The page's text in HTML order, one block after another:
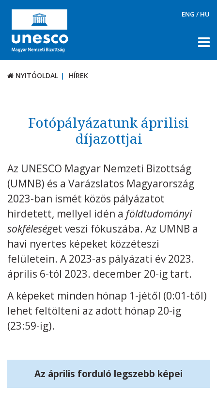
ENG / HU
NYITÓOLDAL HÍREK
TÉMÁK
DOKUMENTUMTÁR
KAPCSOLAT
Kövess minket unescohungary
Adatkezelési tájékoztató Impresszum
Technikai információk
RSS
NYITÓOLDAL HÍREK
Fotópályázatunk áprilisi
díjazottjai
Az UNESCO Magyar Nemzeti Bizottság
(UMNB) és a Varázslatos Magyarország
2023-ban ismét közös pályázatot
hirdetett, mellyel idén a földtudományi
sokféleséget veszi fókuszába. Az UMNB a
havi nyertes képeket közzéteszi
felületein. A 2023-as pályázati év 2023.
április 6-tól 2023. december 20-ig tart.
A képeket minden hónap 1-jétől (0:01-től)
lehet feltölteni az adott hónap 20-ig
(23:59-ig).
Az április forduló legszebb képei